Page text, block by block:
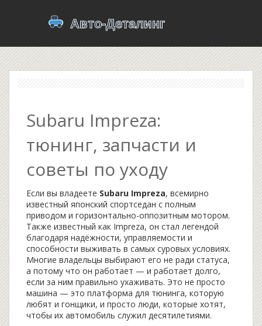
Subaru Impreza:
тюнинг, запчасти и
советы по уходу
Если вы владеете Subaru Impreza, всемирно
известный японский спортседан с полным
приводом и горизонтально-оппозитным мотором.
Также известный как Impreza, он стал легендой
благодаря надёжности, управляемости и
способности выживать в самых суровых условиях.
Многие владельцы выбирают его не ради статуса,
а потому что он работает — и работает долго,
если за ним правильно ухаживать. Это не просто
машина — это платформа для тюнинга, которую
любят и гонщики, и просто люди, которые хотят,
чтобы их автомобиль служил десятилетиями.